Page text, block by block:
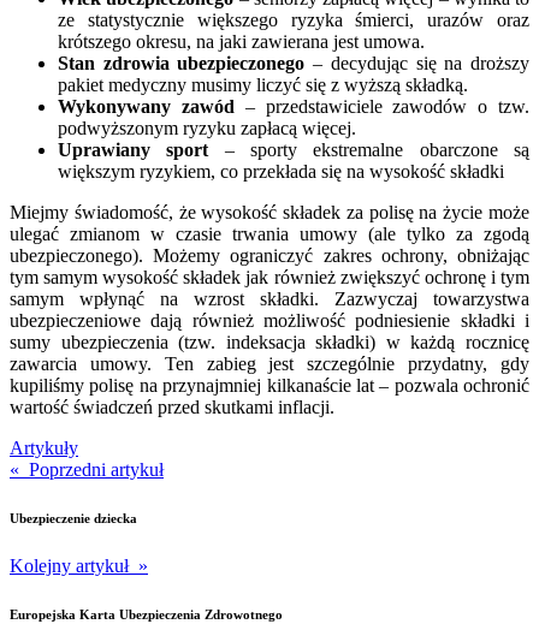
ze statystycznie większego ryzyka śmierci, urazów oraz
krótszego okresu, na jaki zawierana jest umowa.
Stan zdrowia ubezpieczonego – decydując się na droższy
pakiet medyczny musimy liczyć się z wyższą składką.
Wykonywany zawód – przedstawiciele zawodów o tzw.
podwyższonym ryzyku zapłacą więcej.
Uprawiany sport – sporty ekstremalne obarczone są
większym ryzykiem, co przekłada się na wysokość składki
Miejmy świadomość, że wysokość składek za polisę na życie może
ulegać zmianom w czasie trwania umowy (ale tylko za zgodą
ubezpieczonego). Możemy ograniczyć zakres ochrony, obniżając
tym samym wysokość składek jak również zwiększyć ochronę i tym
samym wpłynąć na wzrost składki. Zazwyczaj towarzystwa
ubezpieczeniowe dają również możliwość podniesienie składki i
sumy ubezpieczenia (tzw. indeksacja składki) w każdą rocznicę
zawarcia umowy. Ten zabieg jest szczególnie przydatny, gdy
kupiliśmy polisę na przynajmniej kilkanaście lat – pozwala ochronić
wartość świadczeń przed skutkami inflacji.
Artykuły
« Poprzedni artykuł
Ubezpieczenie dziecka
Kolejny artykuł »
Europejska Karta Ubezpieczenia Zdrowotnego